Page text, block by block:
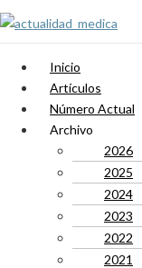
Inicio
Artículos
Número Actual
Archivo
2026
2025
2024
2023
2022
2021